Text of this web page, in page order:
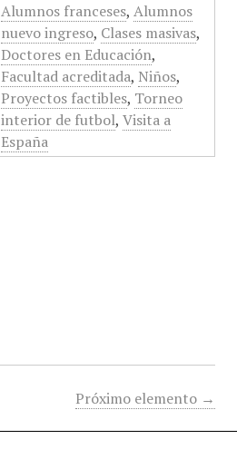
Alumnos franceses, Alumnos
nuevo ingreso, Clases masivas,
Doctores en Educación,
Facultad acreditada, Niños,
Proyectos factibles, Torneo
interior de futbol, Visita a
España
Próximo elemento →